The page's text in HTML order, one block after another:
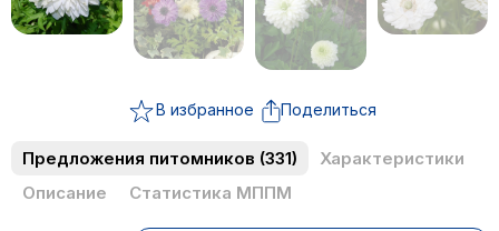
В избранное Поделиться
Предложения питомников (331)
Характеристики
Описание
Статистика МППМ